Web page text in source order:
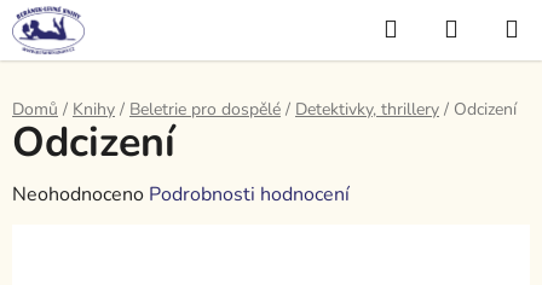
Přejít
na
obsah
Hledat
KOŠÍK
Domů / Knihy / Beletrie pro dospělé / Detektivky, thrillery / Odcizení
Odcizení
Průměrné
Neohodnoceno Podrobnosti hodnocení